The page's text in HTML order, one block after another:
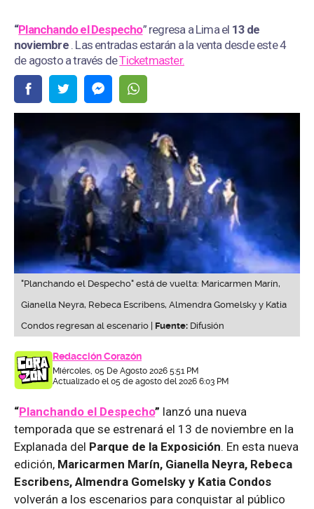
“Planchando el Despecho” regresa a Lima el 13 de
noviembre . Las entradas estarán a la venta desde este 4
de agosto a través deTicketmaster.
"Planchando el Despecho" está de vuelta: Maricarmen Marín,
Gianella Neyra, Rebeca Escribens, Almendra Gomelsky y Katia
Condos regresan al escenario | Fuente: Difusión
Redacción Corazón
Miércoles, 05 De Agosto 2026 5:51 PM
Actualizado el 05 de agosto del 2026 6:03 PM
“Planchando el Despecho” lanzó una nueva
temporada que se estrenará el 13 de noviembre en la
Explanada del Parque de la Exposición. En esta nueva
edición, Maricarmen Marín, Gianella Neyra, Rebeca
Escribens, Almendra Gomelsky y Katia Condos
volverán a los escenarios para conquistar al público